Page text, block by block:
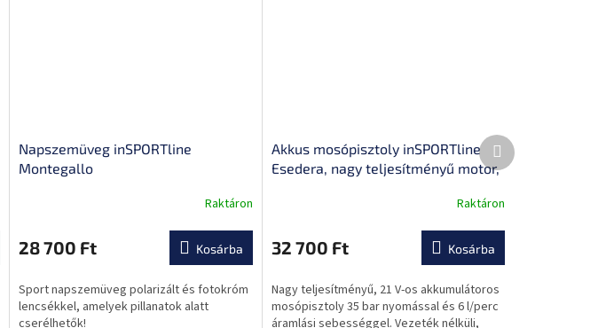
Napszemüveg inSPORTline
Montegallo
átlagos
értékelése
ből
0,0
csillag.
Raktáron
28 700 Ft Kosárba
Sport napszemüveg polarizált és fotokróm
lencsékkel, amelyek pillanatok alatt
cserélhetők!
Akkus mosópisztoly inSPORTline
Esedera, nagy teljesítményű motor,
Raktáron
32 700 Ft Kosárba
Nagy teljesítményű, 21 V-os akkumulátoros
mosópisztoly 35 bar nyomással és 6 l/perc
áramlási sebességgel. Vezeték nélküli,
Következő
termék